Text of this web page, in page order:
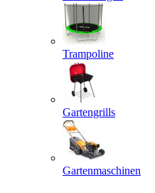
Trampoline
Gartengrills
Gartenmaschinen